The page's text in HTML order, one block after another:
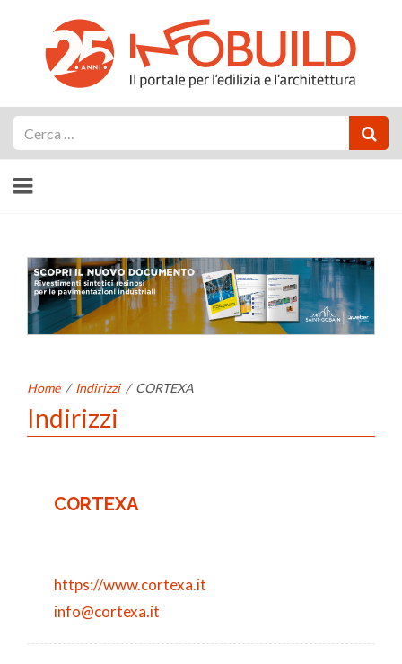
Home / Indirizzi / CORTEXA
Indirizzi
CORTEXA
https://www.cortexa.it
info@cortexa.it